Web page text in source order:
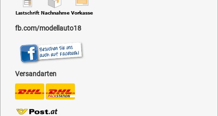
fb.com/modellauto18
Versandarten